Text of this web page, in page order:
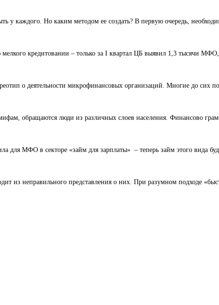
у каждого. Но каким методом ее создать? В первую очередь,
кредитовании – только за I квартал ЦБ выявил 1,3 тысячи МФО,
о деятельности микрофинансовых организаций. Многие до сих
обращаются люди из различных слоев населения. Финансово
для МФО в секторе «займ для зарплаты» – теперь займ этого вида
из неправильного представления о них. При разумном подходе